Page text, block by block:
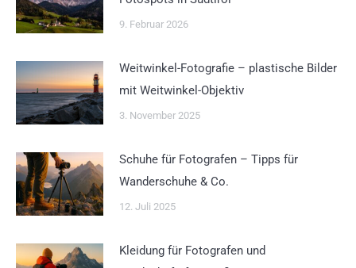
9. Februar 2026
Weitwinkel-Fotografie – plastische Bilder
mit Weitwinkel-Objektiv
3. November 2025
Schuhe für Fotografen – Tipps für
Wanderschuhe & Co.
12. Juli 2025
Kleidung für Fotografen und